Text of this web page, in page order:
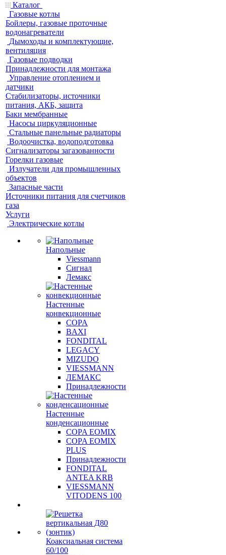
Каталог
Газовые котлы
Бойлеры, газовые проточные
водонагреватели
Дымоходы и комплектующие,
вентиляция
Газовые подводки
Принадлежности для монтажа
Управление отоплением и
датчики
Стабилизаторы, источники
питания, АКБ, защита
Баки мембранные
Насосы циркуляционные
Стальные панельные радиаторы
Водоочистка, водоподготовка
Сигнализаторы загазованности
Горелки газовые
Излучатели для промышленных
объектов
Запасные части
Источники питания для счетчиков
газа
Услуги
Электрические котлы
Напольные
Viessmann
Сигнал
Лемакс
Настенные
конвекционные
COPA
BAXI
FONDITAL
LEGACY
MIZUDO
VIESSMANN
ЛЕМАКС
Принадлежности
Настенные
конденсационные
COPA EOMIX
COPA EOMIX
PLUS
Принадлежности
FONDITAL
ANTEA KRB
VIESSMANN
VITODENS 100
Коаксиальная система
60/100